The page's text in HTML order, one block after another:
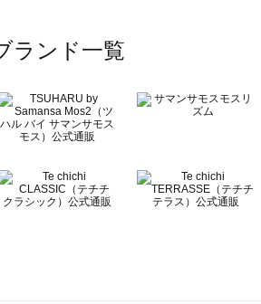
ランド一覧